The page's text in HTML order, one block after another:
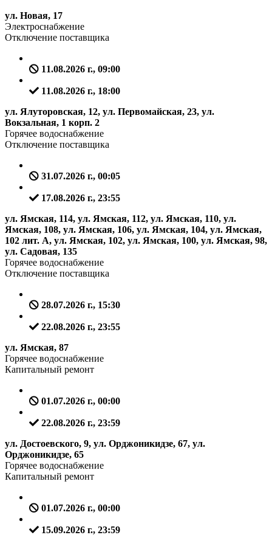
ул. Новая, 17
Электроснабжение
Отключение поставщика
11.08.2026 г., 09:00
11.08.2026 г., 18:00
ул. Ялуторовская, 12, ул. Первомайская, 23, ул.
Вокзальная, 1 корп. 2
Горячее водоснабжение
Отключение поставщика
31.07.2026 г., 00:05
17.08.2026 г., 23:55
ул. Ямская, 114, ул. Ямская, 112, ул. Ямская, 110, ул.
Ямская, 108, ул. Ямская, 106, ул. Ямская, 104, ул. Ямская,
102 лит. А, ул. Ямская, 102, ул. Ямская, 100, ул. Ямская, 98,
ул. Садовая, 135
Горячее водоснабжение
Отключение поставщика
28.07.2026 г., 15:30
22.08.2026 г., 23:55
ул. Ямская, 87
Горячее водоснабжение
Капитальный ремонт
01.07.2026 г., 00:00
22.08.2026 г., 23:59
ул. Достоевского, 9, ул. Орджоникидзе, 67, ул.
Орджоникидзе, 65
Горячее водоснабжение
Капитальный ремонт
01.07.2026 г., 00:00
15.09.2026 г., 23:59